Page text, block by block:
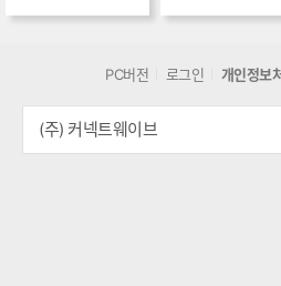
PC버전 로그인 개인정보
(주) 커넥트웨이브